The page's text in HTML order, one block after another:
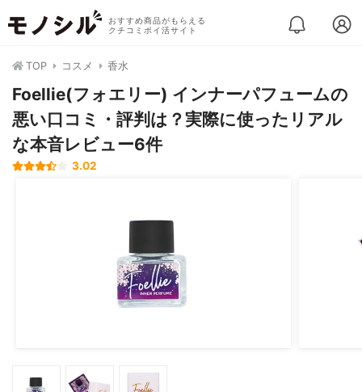
おすすめ商品がもらえる
クチコミポイ活サイト
TOP コスメ 香水
Foellie(フォエリー) インナーパフュームの
悪い口コミ・評判は？実際に使ったリアル
な本音レビュー6件
3.02